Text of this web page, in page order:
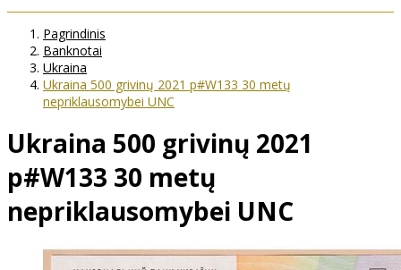
Pagrindinis
Banknotai
Ukraina
Ukraina 500 grivinų 2021 p#W133 30 metų
nepriklausomybei UNC
Ukraina 500 grivinų 2021
p#W133 30 metų
nepriklausomybei UNC